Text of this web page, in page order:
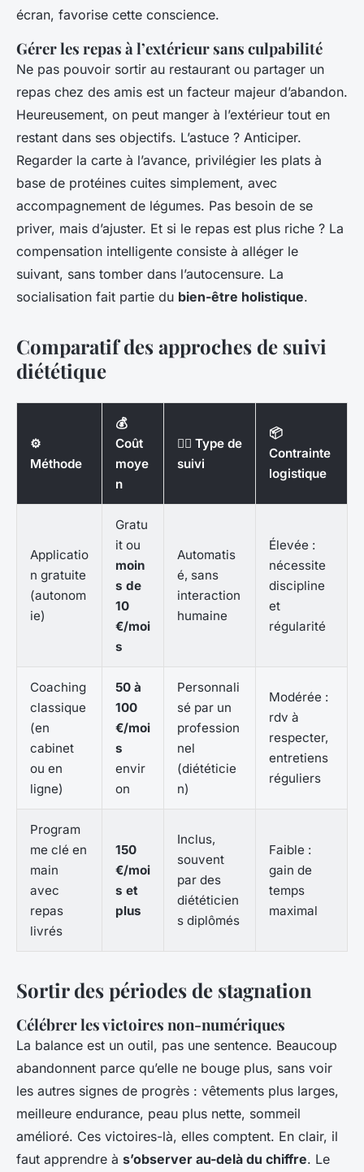
écran, favorise cette conscience.
Gérer les repas à l’extérieur sans culpabilité
Ne pas pouvoir sortir au restaurant ou partager un
repas chez des amis est un facteur majeur d’abandon.
Heureusement, on peut manger à l’extérieur tout en
restant dans ses objectifs. L’astuce ? Anticiper.
Regarder la carte à l’avance, privilégier les plats à
base de protéines cuites simplement, avec
accompagnement de légumes. Pas besoin de se
priver, mais d’ajuster. Et si le repas est plus riche ? La
compensation intelligente consiste à alléger le
suivant, sans tomber dans l’autocensure. La
socialisation fait partie du bien-être holistique.
Comparatif des approches de suivi
diététique
⚙️
Méthode
💰
Coût
moye
n
👨‍⚕️ Type de
suivi
📦
Contrainte
logistique
Applicatio
n gratuite
(autonom
ie)
Gratu
it ou
moin
s de
10
€/moi
s
Automatis
é, sans
interaction
humaine
Élevée :
nécessite
discipline
et
régularité
Coaching
classique
(en
cabinet
ou en
ligne)
50 à
100
€/moi
s
envir
on
Personnali
sé par un
profession
nel
(diététicie
n)
Modérée :
rdv à
respecter,
entretiens
réguliers
Program
me clé en
main
avec
repas
livrés
150
€/moi
s et
plus
Inclus,
souvent
par des
diététicien
s diplômés
Faible :
gain de
temps
maximal
Sortir des périodes de stagnation
Célébrer les victoires non-numériques
La balance est un outil, pas une sentence. Beaucoup
abandonnent parce qu’elle ne bouge plus, sans voir
les autres signes de progrès : vêtements plus larges,
meilleure endurance, peau plus nette, sommeil
amélioré. Ces victoires-là, elles comptent. En clair, il
faut apprendre à s’observer au-delà du chiffre. Le